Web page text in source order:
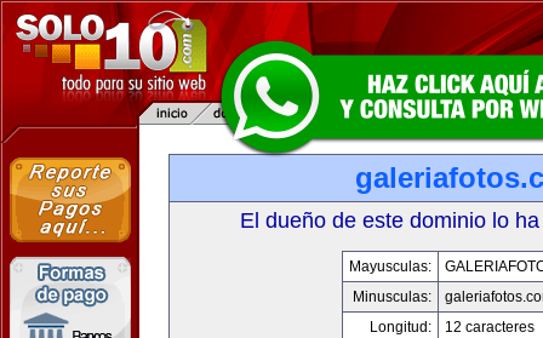
El dueño de este dominio lo
Mayusculas:
Minusculas:
Longitud:
12 caracteres